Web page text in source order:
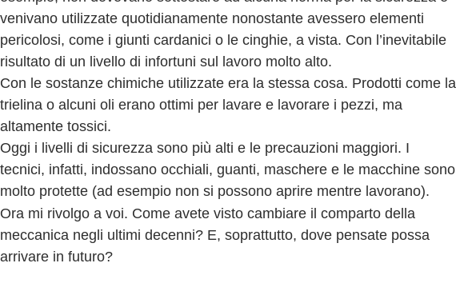
venivano utilizzate quotidianamente nonostante avessero elementi
pericolosi, come i giunti cardanici o le cinghie, a vista. Con l’inevitabile
risultato di un livello di infortuni sul lavoro molto alto.
Con le sostanze chimiche utilizzate era la stessa cosa. Prodotti come la
trielina o alcuni oli erano ottimi per lavare e lavorare i pezzi, ma
altamente tossici.
Oggi i livelli di sicurezza sono più alti e le precauzioni maggiori. I
tecnici, infatti, indossano occhiali, guanti, maschere e le macchine sono
molto protette (ad esempio non si possono aprire mentre lavorano).
Ora mi rivolgo a voi. Come avete visto cambiare il comparto della
meccanica negli ultimi decenni? E, soprattutto, dove pensate possa
arrivare in futuro?